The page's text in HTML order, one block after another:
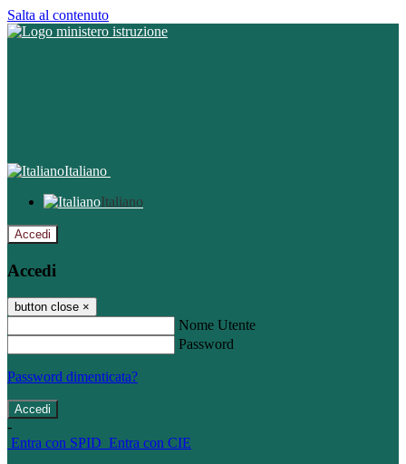
Salta al contenuto
Italiano
Italiano
Accedi
Accedi
button close ×
Nome Utente
Password
Password dimenticata?
-
Entra con SPID Entra con CIE